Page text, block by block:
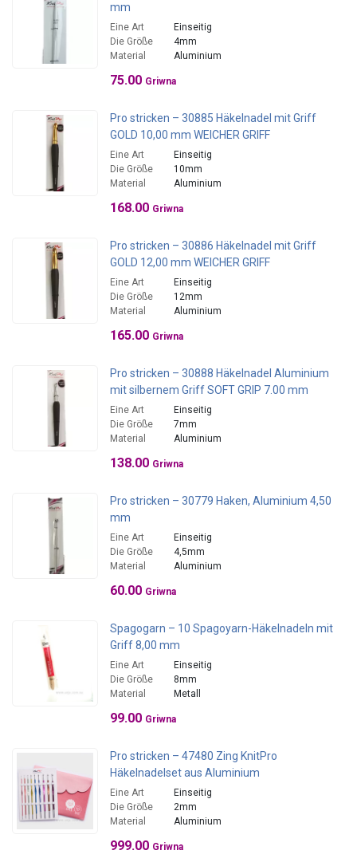
mm
Eine Art
Einseitig
Die Größe
4mm
Material
Aluminium
75.00 Griwna
Pro stricken – 30885 Häkelnadel mit Griff
GOLD 10,00 mm WEICHER GRIFF
Eine Art
Einseitig
Die Größe
10mm
Material
Aluminium
168.00 Griwna
Pro stricken – 30886 Häkelnadel mit Griff
GOLD 12,00 mm WEICHER GRIFF
Eine Art
Einseitig
Die Größe
12mm
Material
Aluminium
165.00 Griwna
Pro stricken – 30888 Häkelnadel Aluminium
mit silbernem Griff SOFT GRIP 7.00 mm
Eine Art
Einseitig
Die Größe
7mm
Material
Aluminium
138.00 Griwna
Pro stricken – 30779 Haken, Aluminium 4,50
mm
Eine Art
Einseitig
Die Größe
4,5mm
Material
Aluminium
60.00 Griwna
Spagogarn – 10 Spagoyarn-Häkelnadeln mit
Griff 8,00 mm
Eine Art
Einseitig
Die Größe
8mm
Material
Metall
99.00 Griwna
Pro stricken – 47480 Zing KnitPro
Häkelnadelset aus Aluminium
Eine Art
Einseitig
Die Größe
2mm
Material
Aluminium
999.00 Griwna